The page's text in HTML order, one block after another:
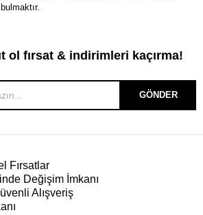
ol fırsat & indirimleri kaçırma!
GÖNDER
Fırsatlar
Değişim İmkanı
Alışveriş